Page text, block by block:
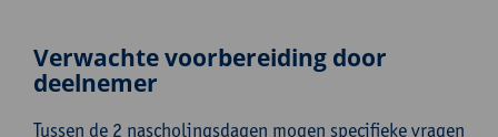
Verwachte voorbereiding door
deelnemer
Tussen de 2 nascholingsdagen mogen specifieke vragen